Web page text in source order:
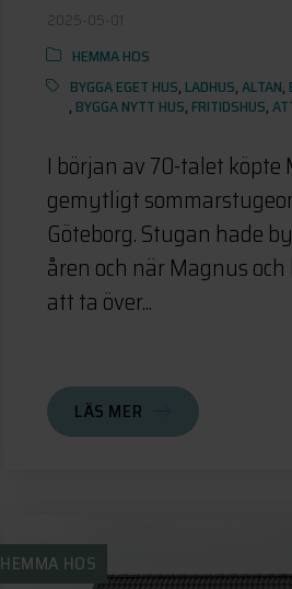
2025-05-01
HEMMA HOS
BYGGA EGET HUS, LADHUS,ALTAN,
, BYGGA NYTT HUS, FRITIDSHUS,
I början av 70-talet
gemytligt
Göteborg. Stugan hade
åren och när Magnus
att ta över...
LÄS MER
HEMMA HOS